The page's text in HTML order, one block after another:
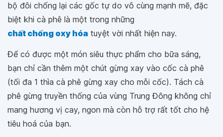
bộ đôi chống lại các gốc tự do vô cùng mạnh mẽ, đặc
biệt khi cà phê là một trong những
chất chống oxy hóa tuyệt vời nhất hiện nay.
Để có được một món siêu thực phẩm cho bữa sáng,
bạn chỉ cần thêm một chút gừng xay vào cốc cà phê
(tối đa 1 thìa cà phê gừng xay cho mỗi cốc). Tách cà
phê gừng truyền thống của vùng Trung Đông không chỉ
mang hương vị cay, ngon mà còn hỗ trợ rất tốt cho hệ
tiêu hoá của bạn.